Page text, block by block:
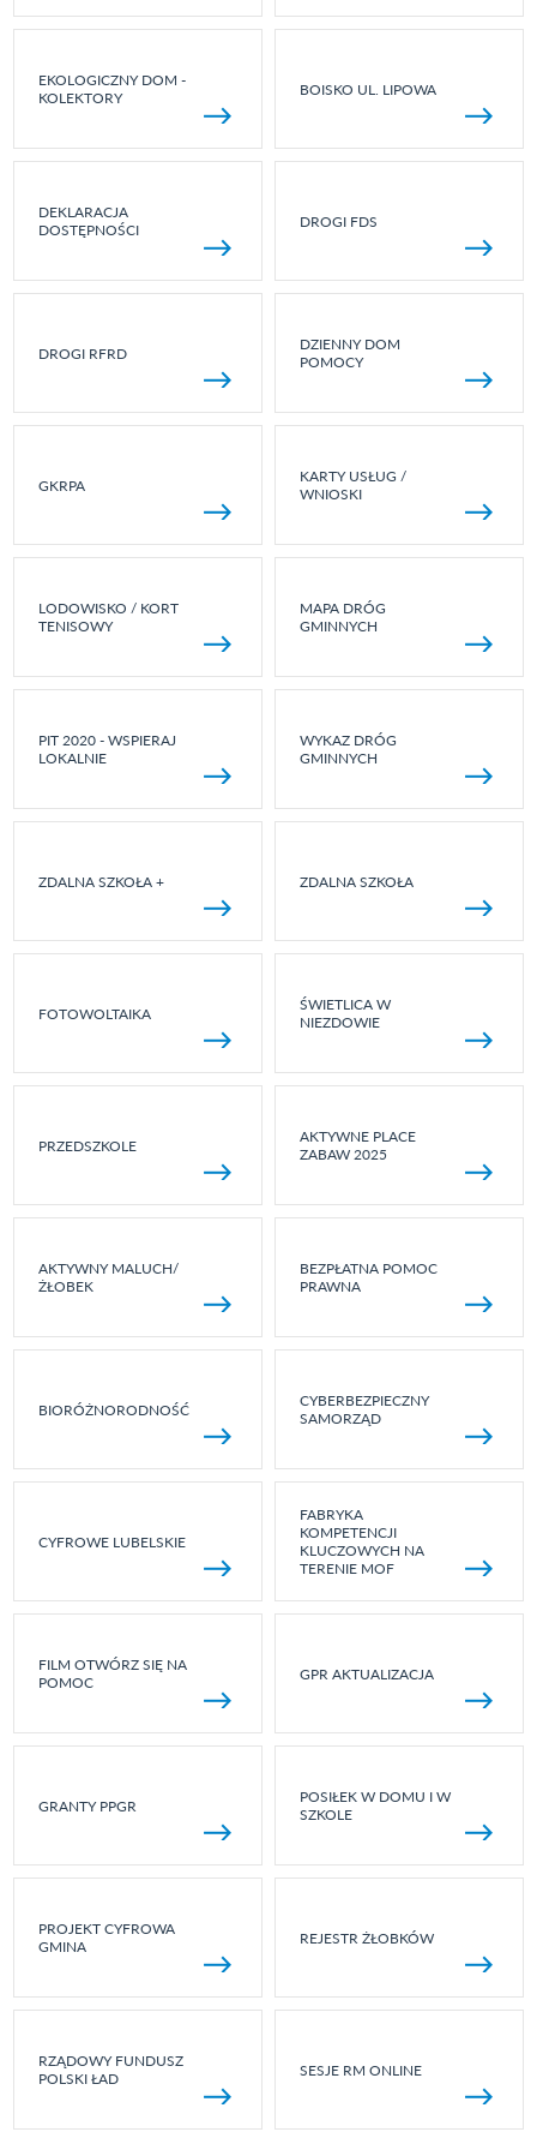
EKOLOGICZNY DOM -
KOLEKTORY
BOISKO UL. LIPOWA
DEKLARACJA
DOSTĘPNOŚCI
DROGI FDS
DROGI RFRD
DZIENNY DOM
POMOCY
GKRPA
KARTY USŁUG /
WNIOSKI
LODOWISKO / KORT
TENISOWY
MAPA DRÓG
GMINNYCH
PIT 2020 - WSPIERAJ
LOKALNIE
WYKAZ DRÓG
GMINNYCH
ZDALNA SZKOŁA + ZDALNA SZKOŁA
FOTOWOLTAIKA
ŚWIETLICA W
NIEZDOWIE
PRZEDSZKOLE
AKTYWNE PLACE
ZABAW 2025
AKTYWNY MALUCH/
ŻŁOBEK
BEZPŁATNA POMOC
PRAWNA
BIORÓŻNORODNOŚĆ
CYBERBEZPIECZNY
SAMORZĄD
CYFROWE LUBELSKIE
FABRYKA
KOMPETENCJI
KLUCZOWYCH NA
TERENIE MOF
FILM OTWÓRZ SIĘ NA
POMOC
GPR AKTUALIZACJA
GRANTY PPGR
POSIŁEK W DOMU I W
SZKOLE
PROJEKT CYFROWA
GMINA
REJESTR ŻŁOBKÓW
RZĄDOWY FUNDUSZ
POLSKI ŁAD
SESJE RM ONLINE